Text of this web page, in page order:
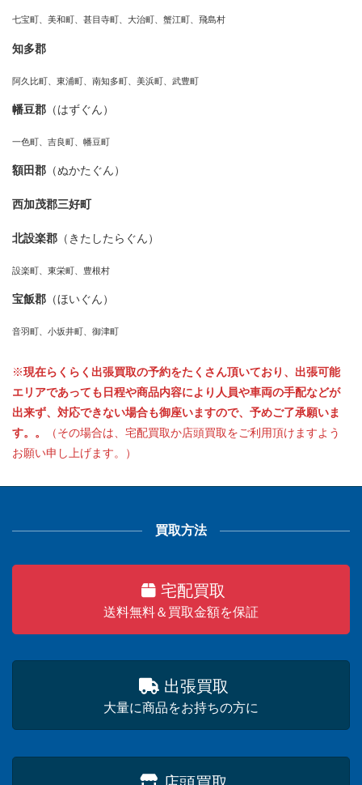
七宝町、美和町、甚目寺町、大治町、蟹江町、飛島村
知多郡
阿久比町、東浦町、南知多町、美浜町、武豊町
幡豆郡 （はずぐん）
一色町、吉良町、幡豆町
額田郡 （ぬかたぐん）
西加茂郡三好町
北設楽郡 （きたしたらぐん）
設楽町、東栄町、豊根村
宝飯郡 （ほいぐん）
音羽町、小坂井町、御津町
※現在らくらく出張買取の予約をたくさん頂いており、出張可能
エリアであっても日程や商品内容により人員や車両の手配などが
出来ず、対応できない場合も御座いますので、予めご了承願いま
す。。
（その場合は、宅配買取か店頭買取をご利用頂けますよう
お願い申し上げます。）
買取方法
宅配買取
送料無料＆買取金額を保証
出張買取
大量に商品をお持ちの方に